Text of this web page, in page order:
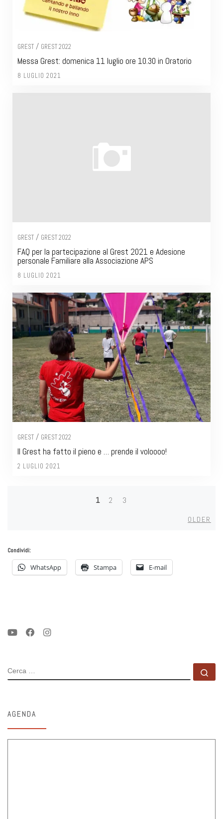
GREST / GREST 2022
Messa Grest: domenica 11 luglio ore 10.30 in Oratorio
8 LUGLIO 2021
GREST / GREST 2022
FAQ per la partecipazione al Grest 2021 e Adesione
personale Familiare alla Associazione APS
8 LUGLIO 2021
GREST / GREST 2022
Il Grest ha fatto il pieno e … prende il voloooo!
2 LUGLIO 2021
1 2
3
OLDER
Condividi:
WhatsApp Stampa E-mail
CERCA
AGENDA